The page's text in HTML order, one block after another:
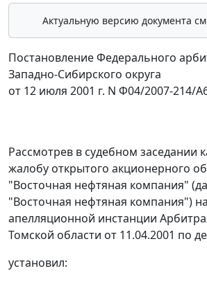
Актуальную версию документа
Постановление Федерального
Западно-Сибирского округа
от 12 июля 2001 г. N Ф04/2007-214/
Рассмотрев в судебном заседании
жалобу открытого акционерного
"Восточная нефтяная компания"
"Восточная нефтяная компания")
апелляционной инстанции
Томской области от 11.04.2001 по
установил: